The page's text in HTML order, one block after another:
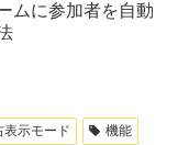
ムに参加者を自動
表示モード 機能